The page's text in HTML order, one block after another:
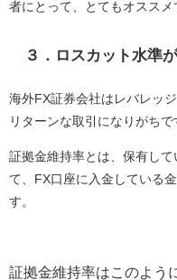
者にとって、とてもオススメ
３．ロスカット水準が
海外FX証券会社はレバレッ
リターンな取引になりがちで
証拠金維持率とは、保有し
て、FX口座に入金している
す。
証拠金維持率はこのよう